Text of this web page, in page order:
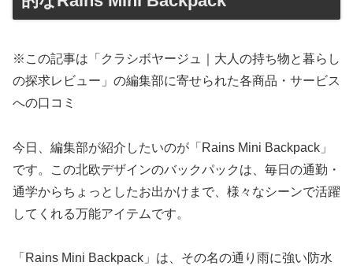
※この記事は「クラシボヤージュ｜大人の持ち物と暮らし
の探求レビュー」の編集部に寄せられた各商品・サービス
への口コミ
今日、編集部が紹介したいのが「Rains Mini Backpack」
です。この北欧デザインのバックパックは、毎日の通勤・
通学からちょっとしたお出かけまで、様々なシーンで活躍
してくれる万能アイテムです。
「Rains Mini Backpack」は、その名の通り雨に強い防水